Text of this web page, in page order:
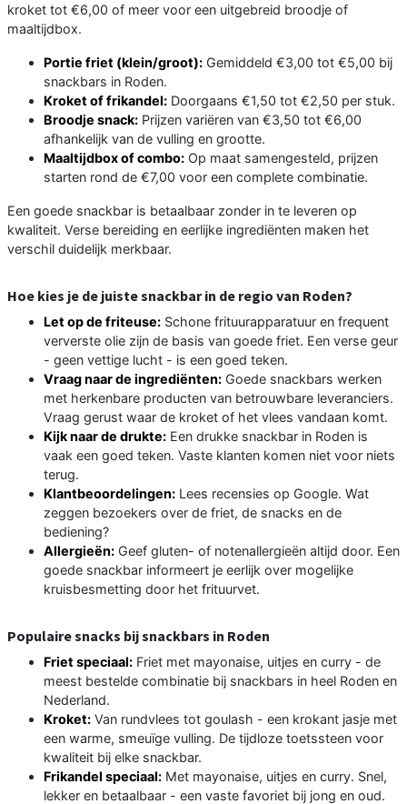
kroket tot €6,00 of meer voor een uitgebreid broodje of
maaltijdbox.
Portie friet (klein/groot): Gemiddeld €3,00 tot €5,00 bij
snackbars in Roden.
Kroket of frikandel: Doorgaans €1,50 tot €2,50 per stuk.
Broodje snack: Prijzen variëren van €3,50 tot €6,00
afhankelijk van de vulling en grootte.
Maaltijdbox of combo: Op maat samengesteld, prijzen
starten rond de €7,00 voor een complete combinatie.
Een goede snackbar is betaalbaar zonder in te leveren op
kwaliteit. Verse bereiding en eerlijke ingrediënten maken het
verschil duidelijk merkbaar.
Hoe kies je de juiste snackbar in de regio van Roden?
Let op de friteuse: Schone frituurapparatuur en frequent
ververste olie zijn de basis van goede friet. Een verse geur
- geen vettige lucht - is een goed teken.
Vraag naar de ingrediënten: Goede snackbars werken
met herkenbare producten van betrouwbare leveranciers.
Vraag gerust waar de kroket of het vlees vandaan komt.
Kijk naar de drukte: Een drukke snackbar in Roden is
vaak een goed teken. Vaste klanten komen niet voor niets
terug.
Klantbeoordelingen: Lees recensies op Google. Wat
zeggen bezoekers over de friet, de snacks en de
bediening?
Allergieën: Geef gluten- of notenallergieën altijd door. Een
goede snackbar informeert je eerlijk over mogelijke
kruisbesmetting door het frituurvet.
Populaire snacks bij snackbars in Roden
Friet speciaal: Friet met mayonaise, uitjes en curry - de
meest bestelde combinatie bij snackbars in heel Roden en
Nederland.
Kroket: Van rundvlees tot goulash - een krokant jasje met
een warme, smeuïge vulling. De tijdloze toetssteen voor
kwaliteit bij elke snackbar.
Frikandel speciaal: Met mayonaise, uitjes en curry. Snel,
lekker en betaalbaar - een vaste favoriet bij jong en oud.